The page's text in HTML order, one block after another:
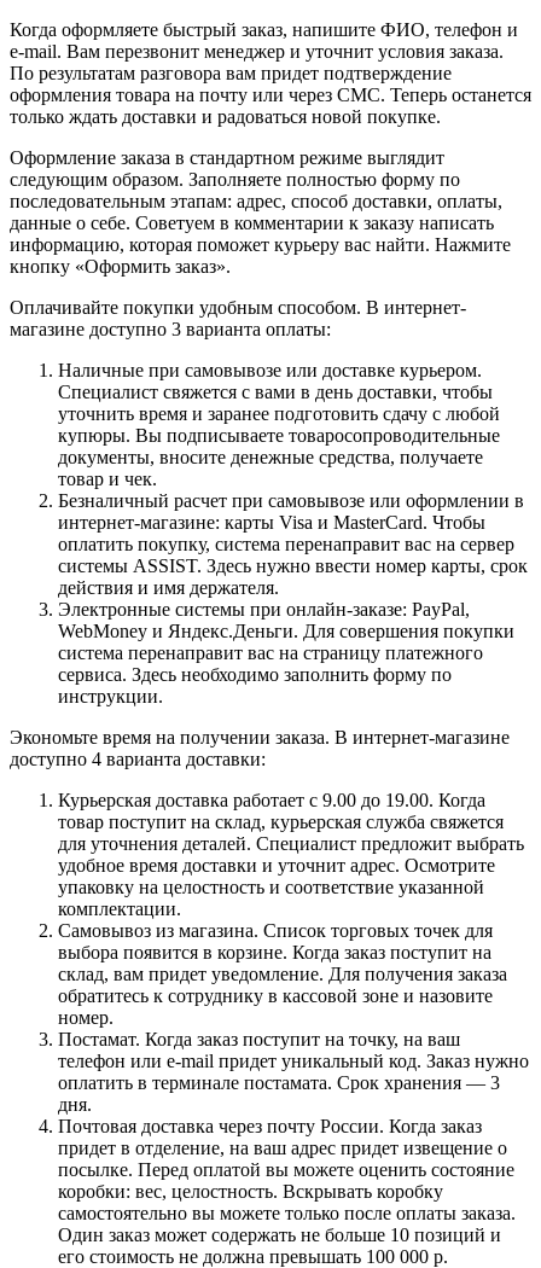
Когда оформляете быстрый заказ, напишите ФИО, телефон и
e-mail. Вам перезвонит менеджер и уточнит условия заказа.
По результатам разговора вам придет подтверждение
оформления товара на почту или через СМС. Теперь останется
только ждать доставки и радоваться новой покупке.
Оформление заказа в стандартном режиме выглядит
следующим образом. Заполняете полностью форму по
последовательным этапам: адрес, способ доставки, оплаты,
данные о себе. Советуем в комментарии к заказу написать
информацию, которая поможет курьеру вас найти. Нажмите
кнопку «Оформить заказ».
Оплачивайте покупки удобным способом. В интернет-
магазине доступно 3 варианта оплаты:
Наличные при самовывозе или доставке курьером.
Специалист свяжется с вами в день доставки, чтобы
уточнить время и заранее подготовить сдачу с любой
купюры. Вы подписываете товаросопроводительные
документы, вносите денежные средства, получаете
товар и чек.
Безналичный расчет при самовывозе или оформлении в
интернет-магазине: карты Visa и MasterCard. Чтобы
оплатить покупку, система перенаправит вас на сервер
системы ASSIST. Здесь нужно ввести номер карты, срок
действия и имя держателя.
Электронные системы при онлайн-заказе: PayPal,
WebMoney и Яндекс.Деньги. Для совершения покупки
система перенаправит вас на страницу платежного
сервиса. Здесь необходимо заполнить форму по
инструкции.
Экономьте время на получении заказа. В интернет-магазине
доступно 4 варианта доставки:
Курьерская доставка работает с 9.00 до 19.00. Когда
товар поступит на склад, курьерская служба свяжется
для уточнения деталей. Специалист предложит выбрать
удобное время доставки и уточнит адрес. Осмотрите
упаковку на целостность и соответствие указанной
комплектации.
Самовывоз из магазина. Список торговых точек для
выбора появится в корзине. Когда заказ поступит на
склад, вам придет уведомление. Для получения заказа
обратитесь к сотруднику в кассовой зоне и назовите
номер.
Постамат. Когда заказ поступит на точку, на ваш
телефон или e-mail придет уникальный код. Заказ нужно
оплатить в терминале постамата. Срок хранения — 3
дня.
Почтовая доставка через почту России. Когда заказ
придет в отделение, на ваш адрес придет извещение о
посылке. Перед оплатой вы можете оценить состояние
коробки: вес, целостность. Вскрывать коробку
самостоятельно вы можете только после оплаты заказа.
Один заказ может содержать не больше 10 позиций и
его стоимость не должна превышать 100 000 р.